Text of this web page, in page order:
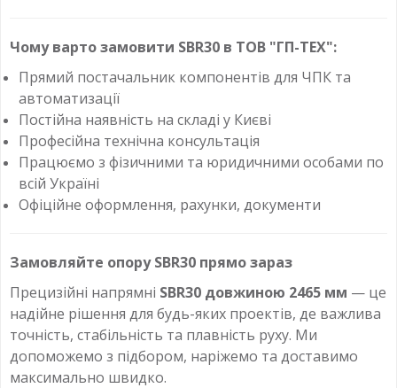
Чому варто замовити SBR30 в ТОВ "ГП-ТЕХ":
Прямий постачальник компонентів для ЧПК та
автоматизації
Постійна наявність на складі у Києві
Професійна технічна консультація
Працюємо з фізичними та юридичними особами по
всій Україні
Офіційне оформлення, рахунки, документи
Замовляйте опору SBR30 прямо зараз
Прецизійні напрямні SBR30 довжиною 2465 мм — це
надійне рішення для будь-яких проектів, де важлива
точність, стабільність та плавність руху. Ми
допоможемо з підбором, наріжемо та доставимо
максимально швидко.